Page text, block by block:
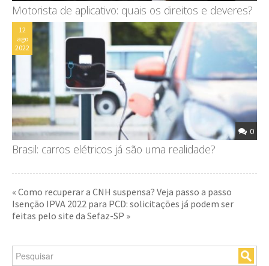
Motorista de aplicativo: quais os direitos e deveres?
12
ago
2022
0
Brasil: carros elétricos já são uma realidade?
« Como recuperar a CNH suspensa? Veja passo a passo
Isenção IPVA 2022 para PCD: solicitações já podem ser
feitas pelo site da Sefaz-SP »